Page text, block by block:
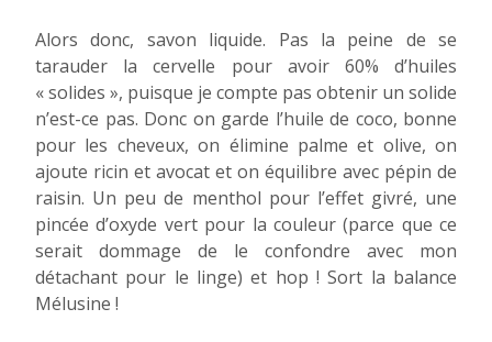
Alors donc, savon liquide. Pas la peine de se
tarauder la cervelle pour avoir 60% d’huiles
« solides », puisque je compte pas obtenir un solide
n’est-ce pas. Donc on garde l’huile de coco, bonne
pour les cheveux, on élimine palme et olive, on
ajoute ricin et avocat et on équilibre avec pépin de
raisin. Un peu de menthol pour l’effet givré, une
pincée d’oxyde vert pour la couleur (parce que ce
serait dommage de le confondre avec mon
détachant pour le linge) et hop ! Sort la balance
Mélusine !